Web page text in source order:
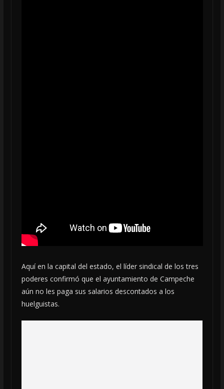
Aquí en la capital del estado, el líder sindical de los tres
poderes confirmó que el ayuntamiento de Campeche
aún no les paga sus salarios descontados a los
huelguistas.